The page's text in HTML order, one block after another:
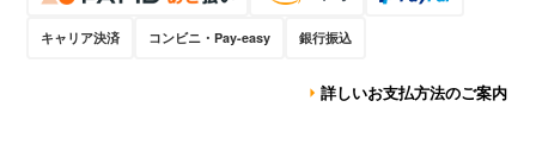
キャリア決済 コンビニ・Pay-easy 銀行振込
詳しいお支払方法のご案内